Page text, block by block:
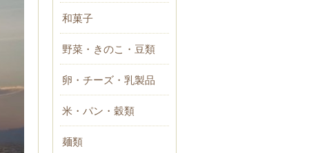
和菓子
野菜・きのこ・豆類
卵・チーズ・乳製品
米・パン・穀類
麺類